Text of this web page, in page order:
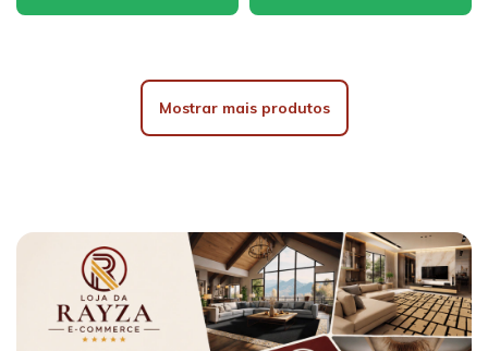
Mostrar mais produtos